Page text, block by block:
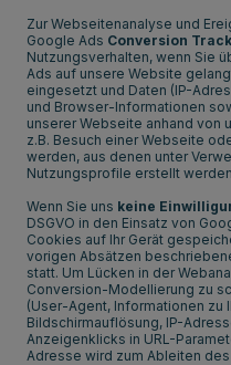
Zur Webseitenanalyse und
Google Ads Conversion
Nutzungsverhalten, wenn Sie
Ads auf unsere Website
eingesetzt und Daten (IP-
und Browser-Informationen
unserer Webseite anhand von
z.B. Besuch einer Webseite
werden, aus denen unter
Nutzungsprofile erstellt
Wenn Sie uns keine
DSGVO in den Einsatz von
Cookies auf Ihr Gerät
vorigen Absätzen
statt. Um Lücken in der
Conversion-Modellierung zu
(User-Agent, Informationen zu
Bildschirmauflösung, IP-
Anzeigenklicks in URL-
Adresse wird zum Ableiten